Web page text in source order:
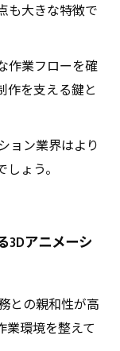
も大きな特徴で
作業フローを確
作を支える鍵と
ョン業界はより
ょう。
3Dアニメーシ
との親和性が高
業環境を整えて